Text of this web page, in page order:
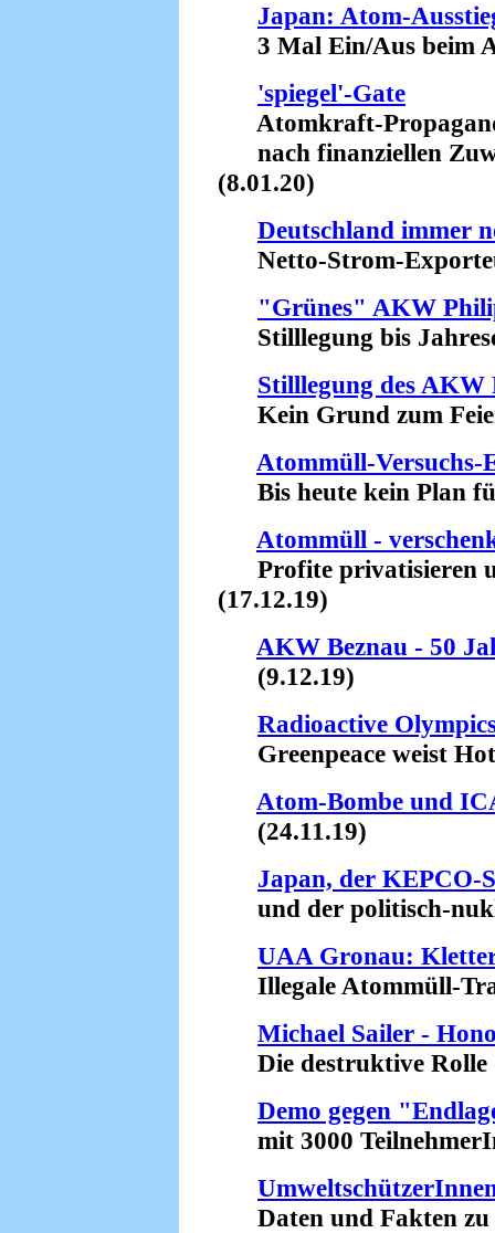
Japan: Atom-
3 Mal Ein/Aus beim
'spiegel'-Gate
Atomkraft-
nach finanziellen
(8.01.20)
Deutschland immer
Netto-Strom-
"Grünes" AKW
Stilllegung bis
Stilllegung des AKW
Kein Grund zum
Atommüll-Versuchs-
Bis heute kein Plan
Atommüll -
Profite privatisieren
(17.12.19)
AKW Beznau - 50
(9.12.19)
Radioactive
Greenpeace weist
Atom-Bombe und
(24.11.19)
Japan, der KEPCO-
und der politisch-
UAA Gronau:
Illegale Atommüll-
Michael Sailer -
Die destruktive Rolle
Demo gegen
mit 3000
Daten und Fakten zu